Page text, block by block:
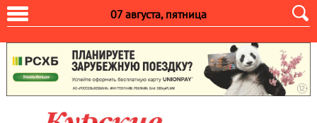
07 августа, пятница